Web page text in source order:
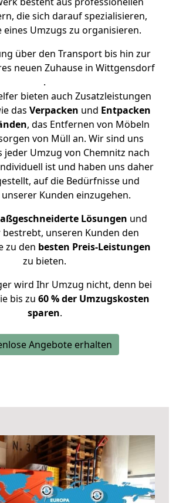
die sich darauf spezialisieren,
eines Umzugs zu organisieren.
über den Transport bis hin zur
neuen Zuhause in Wittgensdorf
.
bieten auch Zusatzleistungen
das Verpacken und Entpacken
, das Entfernen von Möbeln
von Müll an. Wir sind uns
jeder Umzug von Chemnitz nach
ist und haben uns daher
auf die Bedürfnisse und
Kunden einzugehen.
Lösungen und
unseren Kunden den
zu den besten Preis-Leistungen
zu bieten.
wird Ihr Umzug nicht, denn bei
bis zu 60 % der Umzugskosten
sparen.
Angebote erhalten